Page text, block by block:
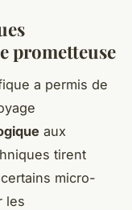
prometteuse
a permis de
aux
tirent
micro-
les